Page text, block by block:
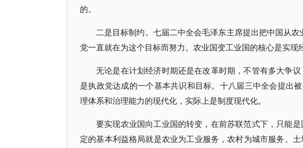
的。
二是目标制约。七届二中全会毛泽东主席提出把中国从
党一直就在为这个目标而努力。农业国变工业国的核心是实现
无论是在计划经济时期还是在改革时期，不管有多大争
是执政党达成的一个基本共识和目标。十八届三中全会提出
理体系和治理能力的现代化，实际上是制度现代化。
要实现农业国向工业国的转变，在前苏联范式下，只能
定的基本利益格局就是农业为工业服务，农村为城市服务。